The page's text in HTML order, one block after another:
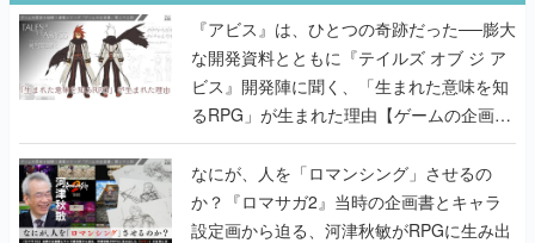
『アビス』は、ひとつの奇跡だった──膨大
な開発資料とともに『テイルズ オブ ジ ア
ビス』開発陣に聞く、「生まれた意味を知
るRPG」が生まれた理由【ゲームの企画
書】
なにが、人を「ロマンシング」させるの
か？『ロマサガ2』当時の企画書とキャラ
設定画から迫る、河津秋敏がRPGに生み出